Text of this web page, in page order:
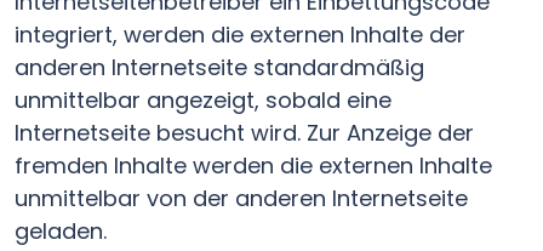
integriert, werden die externen Inhalte der
anderen Internetseite standardmäßig
unmittelbar angezeigt, sobald eine
Internetseite besucht wird. Zur Anzeige der
fremden Inhalte werden die externen Inhalte
unmittelbar von der anderen Internetseite
geladen.